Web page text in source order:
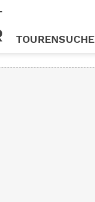
TOURENSUCHE